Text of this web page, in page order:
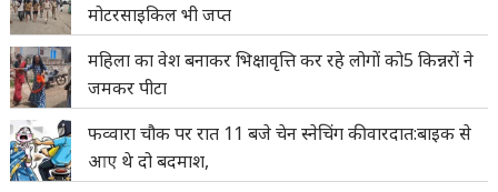
मोटरसाइकिल भी जप्त
महिला का वेश बनाकर भिक्षावृत्ति कर रहे लोगों को5 किन्नरों ने
जमकर पीटा
फव्वारा चौक पर रात 11 बजे चेन स्नेचिंग की वारदात:बाइक से
आए थे दो बदमाश,